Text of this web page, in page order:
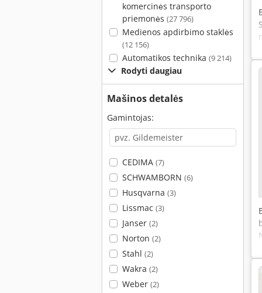
komercinės transporto
priemonės (27 796)
Medienos apdirbimo staklės
(12 156)
Automatikos technika (9 214)
Rodyti daugiau
Mašinos detalės
Gamintojas:
CEDIMA (7)
SCHWAMBORN (6)
Husqvarna (3)
Lissmac (3)
Janser (2)
Norton (2)
Stahl (2)
Wakra (2)
Weber (2)